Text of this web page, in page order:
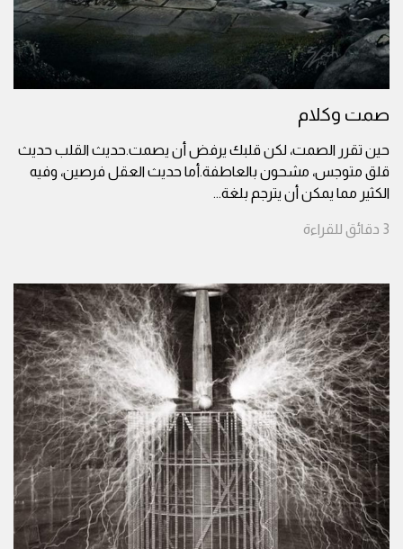
صمت وكلام
حين تقرر الصمت، لكن قلبك يرفض أن يصمت.حديث القلب حديث
قلق متوجس، مشحون بالعاطفة.أما حديث العقل فرصين، وفيه
الكثير مما يمكن أن يترجم بلغة...
3 دقائق للقراءة